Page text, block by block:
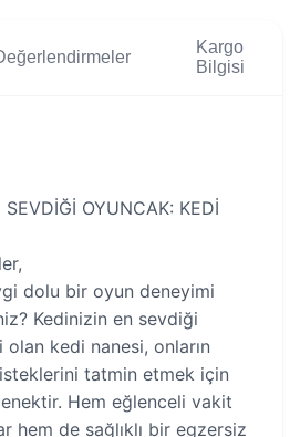
Kargo
Bilgisi
SEVDİĞİ OYUNCAK: KEDİ
dolu bir oyun deneyimi
Kedinizin en sevdiği
kedi nanesi, onların
tatmin etmek için
Hem eğlenceli vakit
hem de sağlıklı bir egzersiz